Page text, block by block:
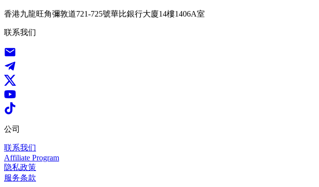
香港九龍旺角彌敦道721-725號華比銀行大廈14樓1406A室
联系我们
公司
联系我们
Affiliate Program
隐私政策
服务条款